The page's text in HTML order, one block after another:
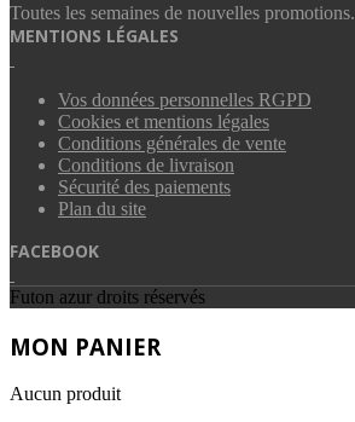
Toutes les semaines de nouvelles promotions.
MENTIONS LÉGALES
Vos données personnelles RGPD
Cookies et mentions légales
Conditions générales de vente
Conditions de livraison
Sécurité des paiements
Plan du site
FACEBOOK
Futon azur droits réservés
MON PANIER
Aucun produit